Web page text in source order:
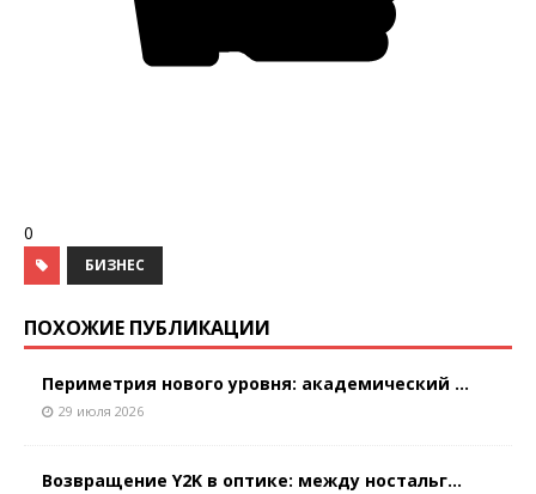
0
БИЗНЕС
ПОХОЖИЕ ПУБЛИКАЦИИ
Периметрия нового уровня: академический ...
29 июля 2026
Возвращение Y2K в оптике: между ностальг...